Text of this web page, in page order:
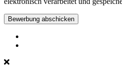
Bewerbung abschicken